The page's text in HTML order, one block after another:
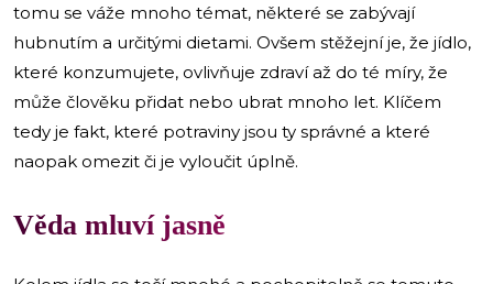
tomu se váže mnoho témat, některé se zabývají
hubnutím a určitými dietami. Ovšem stěžejní je, že jídlo,
které konzumujete, ovlivňuje zdraví až do té míry, že
může člověku přidat nebo ubrat mnoho let. Klíčem
tedy je fakt, které potraviny jsou ty správné a které
naopak omezit či je vyloučit úplně.
Věda mluví jasně